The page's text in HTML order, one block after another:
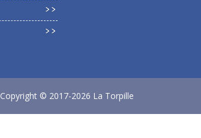
Copyright © 2017-2026 La Torpille